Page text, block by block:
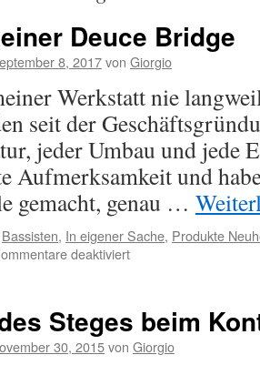
Deuce Bridge
8, 2017von Giorgio
Werkstatt nie
seit der
jeder Umbau und jede
Aufmerksamkeit und
gemacht, genau …
Bassisten, In eigener Sache, Produkte
deaktiviertfür
Bridge
Steges beim
30, 2015von Giorgio